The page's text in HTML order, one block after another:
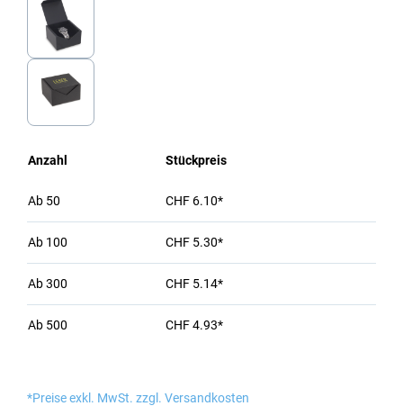
Anzahl Stückpreis
Ab 50 CHF 6.10*
Ab 100 CHF 5.30*
Ab300 CHF 5.14*
Ab 500 CHF 4.93*
*Preise exkl. MwSt. zzgl. Versandkosten